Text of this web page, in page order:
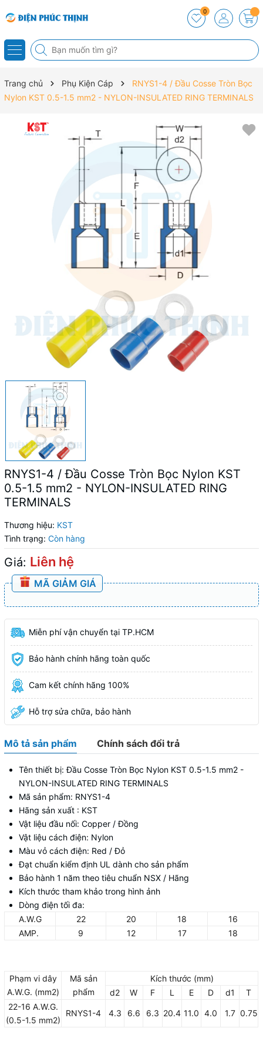
0
Trang chủ Phụ Kiện Cáp
RNYS1-4 / Đầu Cosse Tròn Bọc
Nylon KST 0.5-1.5 mm2 - NYLON-INSULATED RING TERMINALS
RNYS1-4 / Đầu Cosse Tròn Bọc Nylon KST
0.5-1.5 mm2 - NYLON-INSULATED RING
TERMINALS
Thương hiệu: KST
Tình trạng: Còn hàng
Giá: Liên hệ
MÃ GIẢM GIÁ
Miễn phí vận chuyển tại TP.HCM
Bảo hành chính hãng toàn quốc
Cam kết chính hãng 100%
Hỗ trợ sửa chữa, bảo hành
Mô tả sản phẩm Chính sách đổi trả
Tên thiết bị: Đầu Cosse Tròn Bọc Nylon KST 0.5-1.5 mm2 -
NYLON-INSULATED RING TERMINALS
Mã sản phẩm: RNYS1-4
Hãng sản xuất : KST
Vật liệu đầu nối: Copper / Đồng
Vật liệu cách điện: Nylon
Màu vỏ cách điện: Red / Đỏ
Đạt chuẩn kiểm định UL dành cho sản phẩm
Bảo hành 1 năm theo tiêu chuẩn NSX / Hãng
Kích thước tham khảo trong hình ảnh
Dòng điện tối đa:
A.W.G
22 20 18
16
AMP.
9 12 17 18
Phạm vi dây
A.W.G. (mm2)
Mã sản
phẩm
Kích thước (mm)
d2
W F L E D d1
T
22-16 A.W.G.
(0.5-1.5 mm2)
RNYS1-4 4.3 6.6 6.3 20.4 11.0 4.0 1.7 0.75